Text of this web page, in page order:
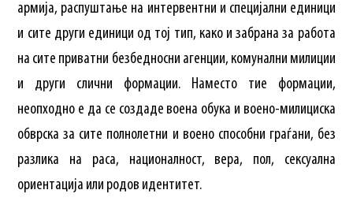
армија, распуштање на интервентни и специјални единици
и сите други единици од тој тип, како и забрана за работа
на сите приватни безбедносни агенции, комунални милиции
и други слични формации. Наместо тие формации,
неопходно е да се создаде воена обука и воено-милициска
обврска за сите полнолетни и воено способни граѓани, без
разлика на раса, националност, вера, пол, сексуална
ориентација или родов идентитет.